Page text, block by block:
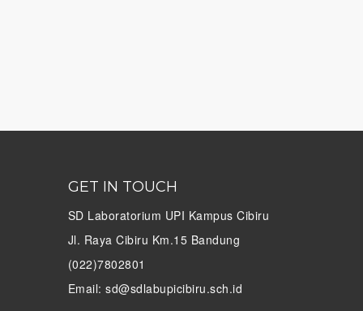
GET IN TOUCH
SD Laboratorium UPI Kampus Cibiru
Jl. Raya Cibiru Km.15 Bandung
(022)7802801
Email: sd@sdlabupicibiru.sch.id